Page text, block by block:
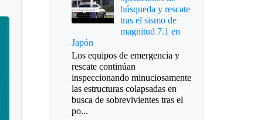
búsqueda y rescate
tras el sismo de
magnitud 7.1 en
Japón
Los equipos de emergencia y
rescate continúan
inspeccionando minuciosamente
las estructuras colapsadas en
busca de sobrevivientes tras el
po...